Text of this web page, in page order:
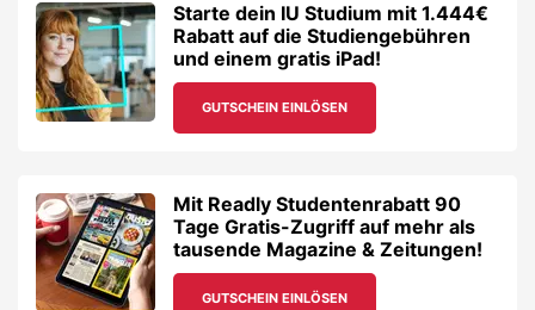
Starte dein IU Studium mit 1.444€
Rabatt auf die Studiengebühren
und einem gratis iPad!
GUTSCHEIN EINLÖSEN
Mit Readly Studentenrabatt 90
Tage Gratis-Zugriff auf mehr als
tausende Magazine & Zeitungen!
GUTSCHEIN EINLÖSEN